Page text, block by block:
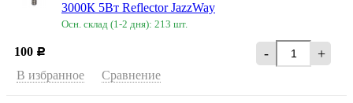
3000К 5Вт Reflector JazzWay
Осн. склад (1-2 дня): 213 шт.
100 Р - +
В избранное Сравнение